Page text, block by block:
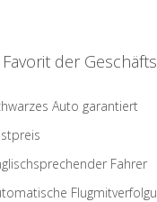
der
Auto garantiert
Fahrer